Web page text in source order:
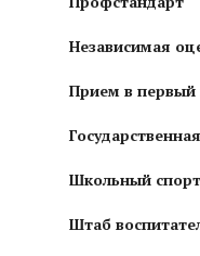
Независимая
Прием в первый
Школьный
Штаб